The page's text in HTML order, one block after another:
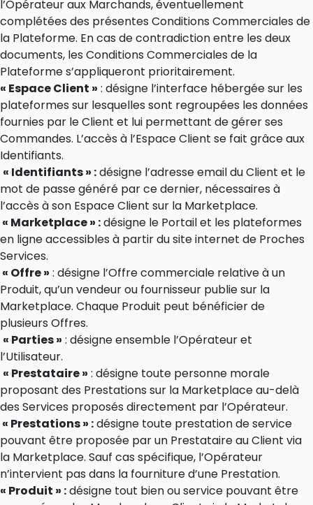
l’Opérateur aux Marchands, éventuellement
complétées des présentes Conditions Commerciales de
la Plateforme. En cas de contradiction entre les deux
documents, les Conditions Commerciales de la
Plateforme s’appliqueront prioritairement.
« Espace Client » : désigne l’interface hébergée sur les
plateformes sur lesquelles sont regroupées les données
fournies par le Client et lui permettant de gérer ses
Commandes. L’accès à l’Espace Client se fait grâce aux
Identifiants.
« Identifiants » :désigne l’adresse email du Client et le
mot de passe généré par ce dernier, nécessaires à
l’accès à son Espace Client sur la Marketplace.
« Marketplace » :désigne le Portail et les plateformes
en ligne accessibles à partir du site internet de Proches
Services.
« Offre » : désigne l’Offre commerciale relative à un
Produit, qu’un vendeur ou fournisseur publie sur la
Marketplace. Chaque Produit peut bénéficier de
plusieurs Offres.
« Parties » : désigne ensemble l’Opérateur et
l’Utilisateur.
« Prestataire » : désigne toute personne morale
proposant des Prestations sur la Marketplace au-delà
des Services proposés directement par l’Opérateur.
« Prestations » :désigne toute prestation de service
pouvant être proposée par un Prestataire au Client via
la Marketplace. Sauf cas spécifique, l’Opérateur
n’intervient pas dans la fourniture d’une Prestation.
« Produit » :désigne tout bien ou service pouvant être